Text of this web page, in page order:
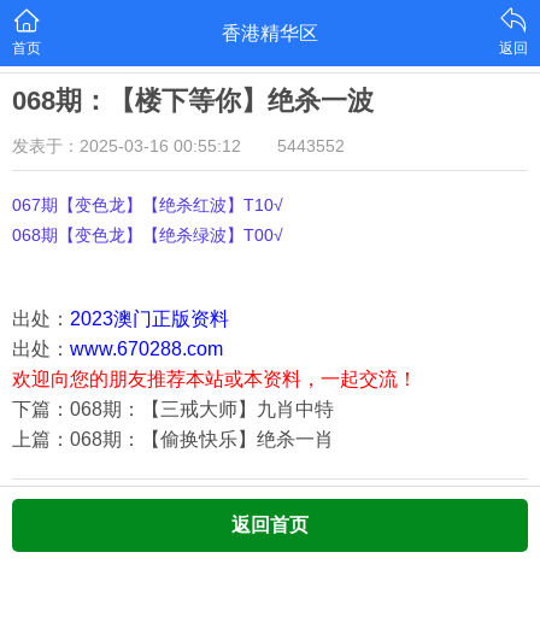
首页
香港精华区
返回
068期：【楼下等你】绝杀一波
发表于：2025-03-16 00:55:12 5443552
067期【变色龙】【绝杀红波】T10√
068期【变色龙】【绝杀绿波】T00√
出处： 2023澳门正版资料
出处： www.670288.com
欢迎向您的朋友推荐本站或本资料，一起交流！
下篇：068期：【三戒大师】九肖中特
上篇：068期：【偷换快乐】绝杀一肖
返回首页